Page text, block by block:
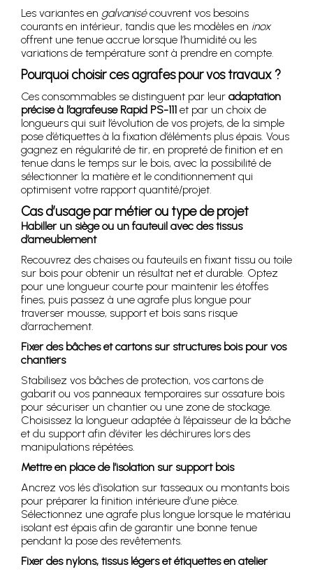
Les variantes en galvanisécouvrent vos besoins
courants en intérieur, tandis que les modèles en inox
offrent une tenue accrue lorsque l’humidité ou les
variations de température sont à prendre en compte.
Pourquoi choisir ces agrafes pour vos travaux ?
Ces consommables se distinguent par leur adaptation
précise à l’agrafeuse Rapid PS-111 et par un choix de
longueurs qui suit l’évolution de vos projets, de la simple
pose d’étiquettes à la fixation d’éléments plus épais. Vous
gagnez en régularité de tir, en propreté de finition et en
tenue dans le temps sur le bois, avec la possibilité de
sélectionner la matière et le conditionnement qui
optimisent votre rapport quantité/projet.
Cas d’usage par métier ou type de projet
Habiller un siège ou un fauteuil avec des tissus
d’ameublement
Recouvrez des chaises ou fauteuils en fixant tissu ou toile
sur bois pour obtenir un résultat net et durable. Optez
pour une longueur courte pour maintenir les étoffes
fines, puis passez à une agrafe plus longue pour
traverser mousse, support et bois sans risque
d’arrachement.
Fixer des bâches et cartons sur structures bois pour vos
chantiers
Stabilisez vos bâches de protection, vos cartons de
gabarit ou vos panneaux temporaires sur ossature bois
pour sécuriser un chantier ou une zone de stockage.
Choisissez la longueur adaptée à l’épaisseur de la bâche
et du support afin d’éviter les déchirures lors des
manipulations répétées.
Mettre en place de l’isolation sur support bois
Ancrez vos lés d’isolation sur tasseaux ou montants bois
pour préparer la finition intérieure d’une pièce.
Sélectionnez une agrafe plus longue lorsque le matériau
isolant est épais afin de garantir une bonne tenue
pendant la pose des revêtements.
Fixer des nylons, tissus légers et étiquettes en atelier